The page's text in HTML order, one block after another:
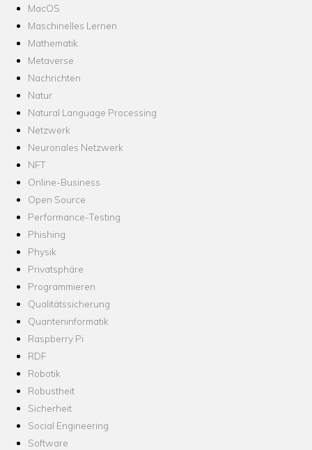
MacOS
Maschinelles Lernen
Mathematik
Metaverse
Nachrichten
Natur
Natural Language Processing
Netzwerk
Neuronales Netzwerk
NFT
Online-Business
Open Source
Performance-Testing
Phishing
Physik
Privatsphäre
Programmieren
Qualitätssicherung
Quanteninformatik
Raspberry Pi
RDF
Robotik
Robustheit
Sicherheit
Social Engineering
Software